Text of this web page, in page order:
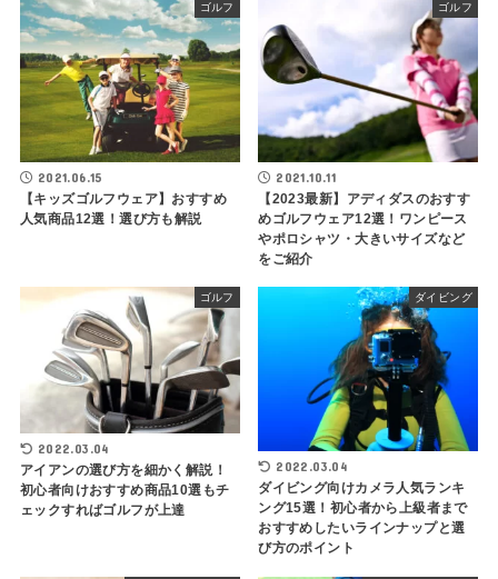
ゴルフ
2021.06.15
【キッズゴルフウェア】おすすめ
人気商品12選！選び方も解説
ゴルフ
2021.10.11
【2023最新】アディダスのおすす
めゴルフウェア12選！ワンピース
やポロシャツ・大きいサイズなど
をご紹介
ゴルフ
2022.03.04
アイアンの選び方を細かく解説！
初心者向けおすすめ商品10選もチ
ェックすればゴルフが上達
ダイビング
2022.03.04
ダイビング向けカメラ人気ランキ
ング15選！初心者から上級者まで
おすすめしたいラインナップと選
び方のポイント